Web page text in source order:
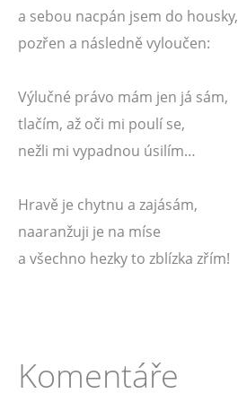
a sebou nacpán jsem do housky,
pozřen a následně vyloučen:
Výlučné právo mám jen já sám,
tlačím, až oči mi poulí se,
nežli mi vypadnou úsilím…
Hravě je chytnu a zajásám,
naaranžuji je na míse
a všechno hezky to zblízka zřím!
Komentáře